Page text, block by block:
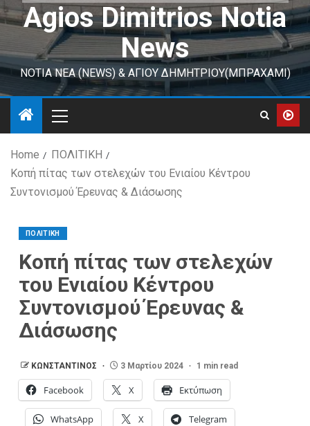
Agios Dimitrios Notia
News
ΝΟΤΙΑ ΝΕΑ (NEWS) & ΑΓΙΟΥ ΔΗΜΗΤΡΙΟΥ(ΜΠΡΑΧΑΜΙ)
Home
ΠΟΛΙΤΙΚΗ
Κοπή πίτας των στελεχών του Ενιαίου Κέντρου
Συντονισμού Έρευνας & Διάσωσης
ΠΟΛΙΤΙΚΗ
Κοπή πίτας των στελεχών
του Ενιαίου Κέντρου
Συντονισμού Έρευνας &
Διάσωσης
ΚΩΝΣΤΑΝΤΙΝΟΣ 3 Μαρτίου 2024 1 min read
Facebook X Εκτύπωση
WhatsApp X Telegram